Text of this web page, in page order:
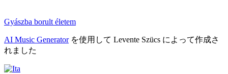
Gyászba borult életem
AI Music Generatorを使用して Levente Szücs によって作成さ
れました